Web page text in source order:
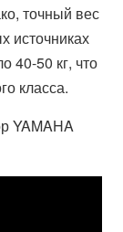
точный вес
источниках
40-50 кг, что
класса.
YAMAHA